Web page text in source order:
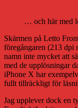
… och här med
Skärmen på Letto
föregångaren (213 dpi
namn inte mycket att
med de upplösningar
iPhone X har
fullt tillräckligt för
Jag upplever dock en